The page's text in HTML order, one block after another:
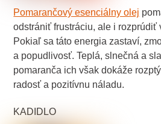
Pomarančový esenciálny olej
odstrániť frustráciu, ale i rozprúdiť
Pokiaľ sa táto energia zastaví,
a popudlivosť. Teplá, slnečná a
pomaranča ich však dokáže
radosť a pozitívnu náladu.
KADIDLO